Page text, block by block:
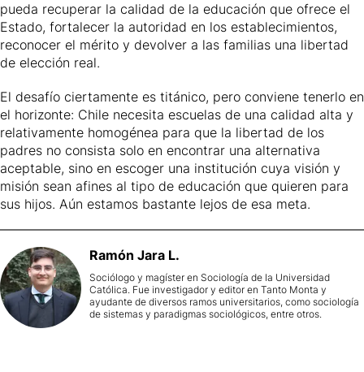
pueda recuperar la calidad de la educación que ofrece el
Estado, fortalecer la autoridad en los establecimientos,
reconocer el mérito y devolver a las familias una libertad
de elección real.
El desafío ciertamente es titánico, pero conviene tenerlo en
el horizonte: Chile necesita escuelas de una calidad alta y
relativamente homogénea para que la libertad de los
padres no consista solo en encontrar una alternativa
aceptable, sino en escoger una institución cuya visión y
misión sean afines al tipo de educación que quieren para
sus hijos. Aún estamos bastante lejos de esa meta.
Ramón Jara L.
Sociólogo y magíster en Sociología de la Universidad
Católica. Fue investigador y editor en Tanto Monta y
ayudante de diversos ramos universitarios, como sociología
de sistemas y paradigmas sociológicos, entre otros.